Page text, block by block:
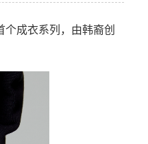
个成衣系列，由韩裔创